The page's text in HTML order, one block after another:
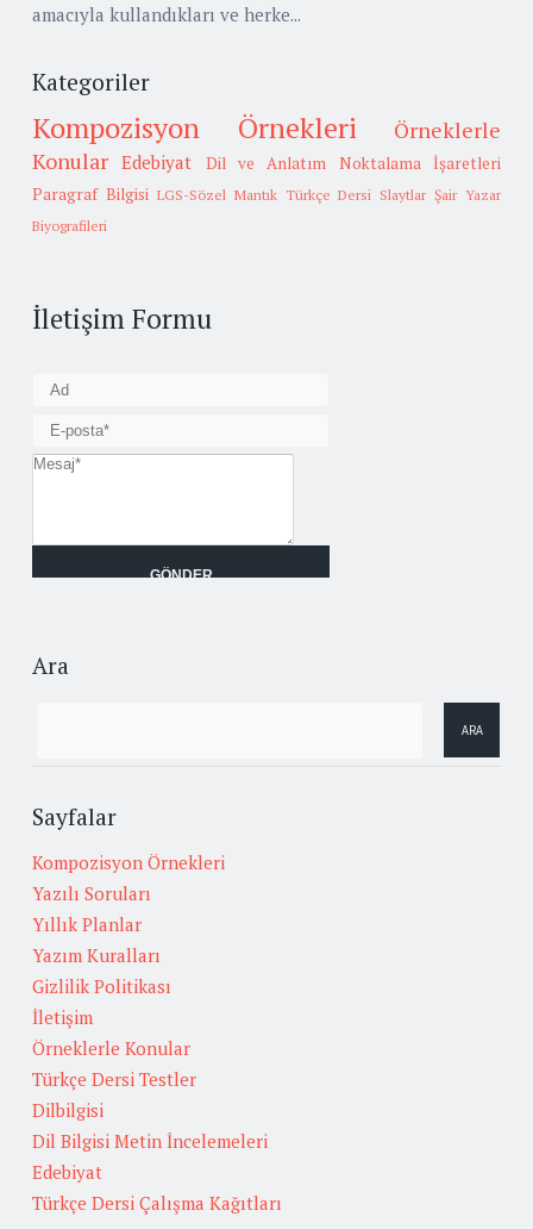
amacıyla kullandıkları ve herke...
Kategoriler
Kompozisyon Örnekleri
Örneklerle
Konular Edebiyat Dil ve Anlatım
Noktalama İşaretleri
Paragraf Bilgisi LGS-Sözel Mantık Türkçe Dersi Slaytlar Şair Yazar
Biyografileri
İletişim Formu
Ara
Sayfalar
Kompozisyon Örnekleri
Yazılı Soruları
Yıllık Planlar
Yazım Kuralları
Gizlilik Politikası
İletişim
Örneklerle Konular
Türkçe Dersi Testler
Dilbilgisi
Dil Bilgisi Metin İncelemeleri
Edebiyat
Türkçe Dersi Çalışma Kağıtları